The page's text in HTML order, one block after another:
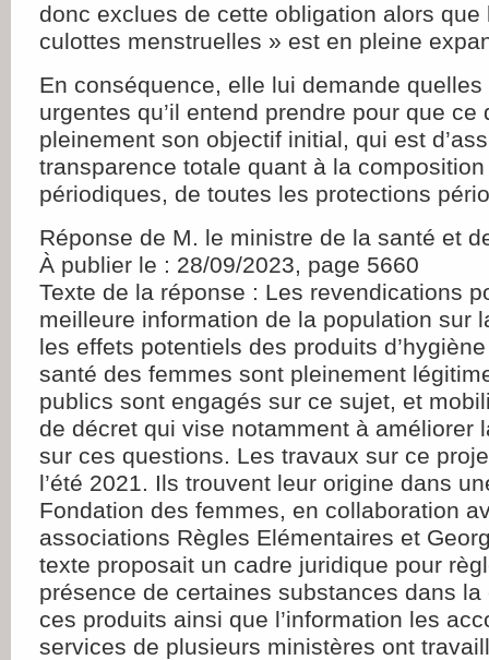
donc exclues de cette obligation alors que
culottes menstruelles » est en pleine
En conséquence, elle lui demande
urgentes qu’il entend prendre pour que ce
pleinement son objectif initial, qui est
transparence totale quant à la
périodiques, de toutes les protections
Réponse de M. le ministre de la santé et
À publier le : 28/09/2023, page 5660
Texte de la réponse : Les revendications
meilleure information de la population sur
les effets potentiels des produits
santé des femmes sont pleinement
publics sont engagés sur ce sujet, et
de décret qui vise notamment à améliorer
sur ces questions. Les travaux sur ce
l’été 2021. Ils trouvent leur origine dans
Fondation des femmes, en collaboration
associations Règles Elémentaires et
texte proposait un cadre juridique pour
présence de certaines substances dans
ces produits ainsi que l’information les
services de plusieurs ministères ont